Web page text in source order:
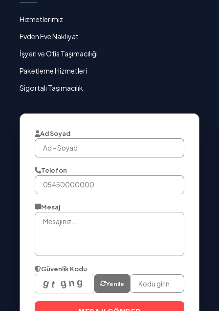
Hizmetlerimiz
Evden Eve Nakliyat
İşyeri ve Ofis Taşımacılığı
Paketleme Hizmetleri
Sigortalı Taşımacılık
Ad Soyad
Telefon
Mesaj
Güvenlik Kodu
Yenile